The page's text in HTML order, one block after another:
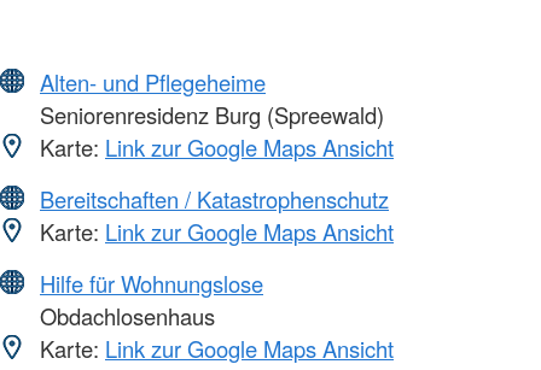
Alten- und Pflegeheime
Seniorenresidenz Burg (Spreewald)
Karte: Link zur Google Maps Ansicht
Bereitschaften / Katastrophenschutz
Karte: Link zur Google Maps Ansicht
Hilfe für Wohnungslose
Obdachlosenhaus
Karte: Link zur Google Maps Ansicht